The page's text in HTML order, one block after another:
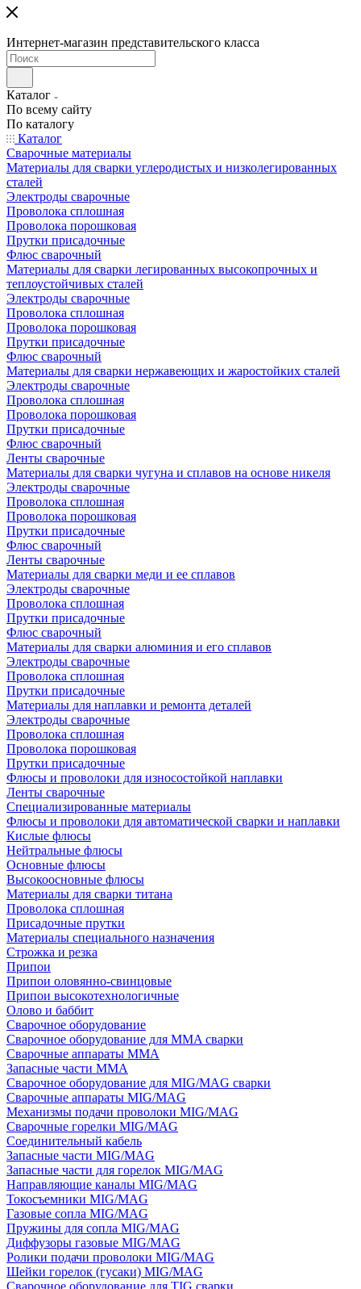
Интернет-магазин представительского класса
Каталог
По всему сайту
По каталогу
Каталог
Сварочные материалы
Материалы для сварки углеродистых и низколегированных
сталей
Электроды сварочные
Проволока сплошная
Проволока порошковая
Прутки присадочные
Флюс сварочный
Материалы для сварки легированных высокопрочных и
теплоустойчивых сталей
Электроды сварочные
Проволока сплошная
Проволока порошковая
Прутки присадочные
Флюс сварочный
Материалы для сварки нержавеющих и жаростойких сталей
Электроды сварочные
Проволока сплошная
Проволока порошковая
Прутки присадочные
Флюс сварочный
Ленты сварочные
Материалы для сварки чугуна и сплавов на основе никеля
Электроды сварочные
Проволока сплошная
Проволока порошковая
Прутки присадочные
Флюс сварочный
Ленты сварочные
Материалы для сварки меди и ее сплавов
Электроды сварочные
Проволока сплошная
Прутки присадочные
Флюс сварочный
Материалы для сварки алюминия и его сплавов
Электроды сварочные
Проволока сплошная
Прутки присадочные
Материалы для наплавки и ремонта деталей
Электроды сварочные
Проволока сплошная
Проволока порошковая
Прутки присадочные
Флюсы и проволоки для износостойкой наплавки
Ленты сварочные
Специализированные материалы
Флюсы и проволоки для автоматической сварки и наплавки
Кислые флюсы
Нейтральные флюсы
Основные флюсы
Высокоосновные флюсы
Материалы для сварки титана
Проволока сплошная
Присадочные прутки
Материалы специального назначения
Строжка и резка
Припои
Припои оловянно-свинцовые
Припои высокотехнологичные
Олово и баббит
Сварочное оборудование
Сварочное оборудование для MMA сварки
Сварочные аппараты MMA
Запасные части MMA
Сварочное оборудование для MIG/MAG сварки
Сварочные аппараты MIG/MAG
Механизмы подачи проволоки MIG/MAG
Сварочные горелки MIG/MAG
Соединительный кабель
Запасные части MIG/MAG
Запасные части для горелок MIG/MAG
Направляющие каналы MIG/MAG
Токосъемники MIG/MAG
Газовые сопла MIG/MAG
Пружины для сопла MIG/MAG
Диффузоры газовые MIG/MAG
Ролики подачи проволоки MIG/MAG
Шейки горелок (гусаки) MIG/MAG
Сварочное оборудование для TIG сварки